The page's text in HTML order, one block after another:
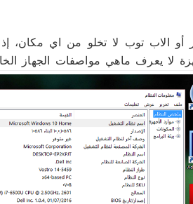
أو الاب توب لا تخلو من اي مكان،
لا يعرف ماهي مواصفات الجهاز